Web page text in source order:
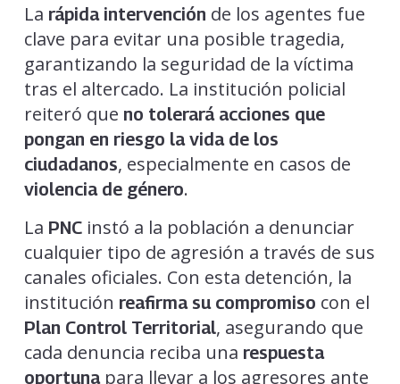
La rápida intervención de los agentes fue
clave para evitar una posible tragedia,
garantizando la seguridad de la víctima
tras el altercado. La institución policial
reiteró que no tolerará acciones que
pongan en riesgo la vida de los
ciudadanos, especialmente en casos de
violencia de género.
La PNCinstó a la población a denunciar
cualquier tipo de agresión a través de sus
canales oficiales. Con esta detención, la
institución reafirma su compromiso con el
Plan Control Territorial, asegurando que
cada denuncia reciba una respuesta
oportunapara llevar a los agresores ante